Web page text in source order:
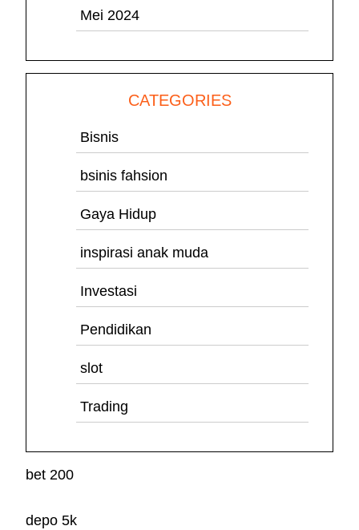
Mei 2024
CATEGORIES
Bisnis
bsinis fahsion
Gaya Hidup
inspirasi anak muda
Investasi
Pendidikan
slot
Trading
bet 200
depo 5k